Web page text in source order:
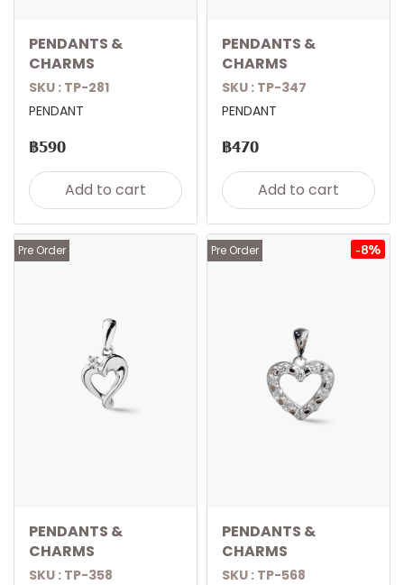
PENDANTS &
CHARMS
SKU : TP-281
PENDANT
฿590
Add to cart
PENDANTS &
CHARMS
SKU : TP-347
PENDANT
฿470
Add to cart
Pre Order
PENDANTS &
CHARMS
SKU : TP-358
Pre Order -8%
PENDANTS &
CHARMS
SKU : TP-568